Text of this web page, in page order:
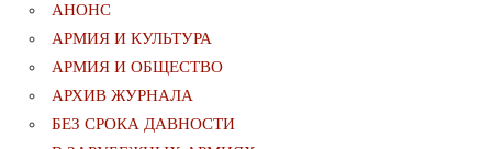
АНОНС
АРМИЯ И КУЛЬТУРА
АРМИЯ И ОБЩЕСТВО
АРХИВ ЖУРНАЛА
БЕЗ СРОКА ДАВНОСТИ